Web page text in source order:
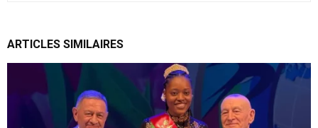
ARTICLES SIMILAIRES